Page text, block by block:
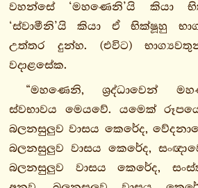
ඛන්ධකවග්ගො
1.
ඛන්ධසංයුත්තං
මූලපණ්ණාසකො
2.
3.
උපරිපණ්ණාසකො
වහන්සේ ‘මහණෙනි’යි කියා
‘ස්වාමීනි’යි කියා ඒ භික්ෂූහු
උත්තර දුන්හ. (එවිට)
වදාළසේක.
“මහණෙනි, ශ්‍රද්ධාවෙන්
ස්වභාවය මෙයවේ. යමෙක්
බලනසුලුව වාසය කෙරේද,
බලනසුලුව වාසය කෙරේද,
බලනසුලුව වාසය කෙරේද,